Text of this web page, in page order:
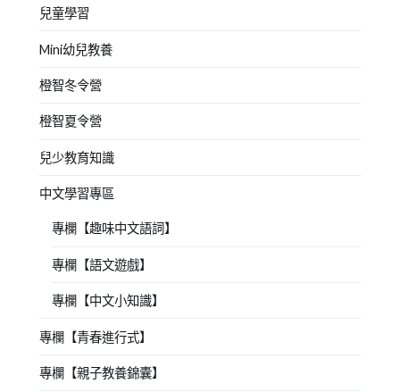
兒童學習
Mini幼兒教養
橙智冬令營
橙智夏令營
兒少教育知識
中文學習專區
專欄【趣味中文語詞】
專欄【語文遊戲】
專欄【中文小知識】
專欄【青春進行式】
專欄【親子教養錦囊】